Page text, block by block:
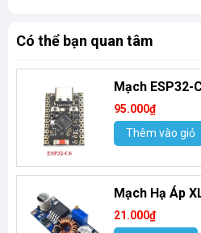
Có thể bạn quan tâm
Mạch ESP32-
95.000₫
Thêm vào giỏ
Mạch Hạ Áp
21.000₫